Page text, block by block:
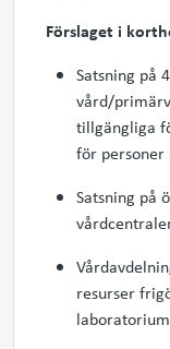
Förslaget i
Satsning på
vård/
tillgängliga
för personer
Satsning på
resurser